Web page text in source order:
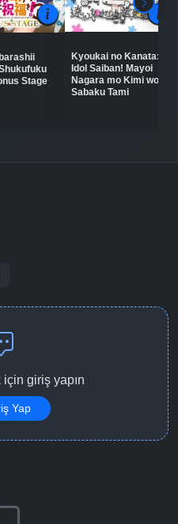
Detaylar İzle
Detaylar İzle
Stage
Kyoukai no Kanata:
Idol Saiban! Mayoi
Nagara mo Kimi wo
Sabaku Tami
giriş yapın
Yap